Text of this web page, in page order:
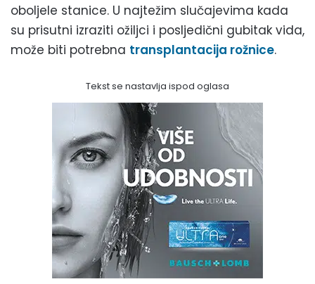
oboljele stanice. U najtežim slučajevima kada
su prisutni izraziti ožiljci i posljedični gubitak vida,
može biti potrebna transplantacija rožnice.
Tekst se nastavlja ispod oglasa